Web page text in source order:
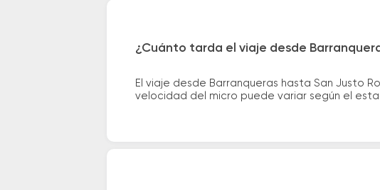
¿Cuánto tarda el viaje desde
El viaje desde Barranqueras hasta San Justo
velocidad del micro puede variar según el